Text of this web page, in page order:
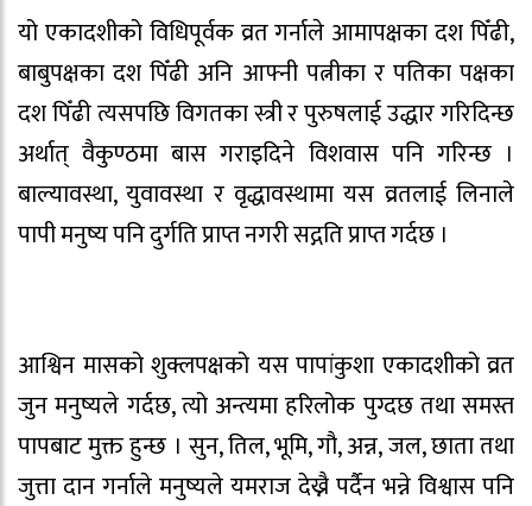
यो एकादशीको विधिपूर्वक व्रत गर्नाले आमापक्षका दश पिँढी,
बाबुपक्षका दश पिँढी अनि आफ्नी पत्नीका र पतिका पक्षका
दश पिँढी त्यसपछि विगतका स्त्री र पुरुषलाई उद्धार गरिदिन्छ
अर्थात् वैकुण्ठमा बास गराइदिने विशवास पनि गरिन्छ ।
बाल्यावस्था, युवावस्था र वृद्धावस्थामा यस व्रतलाई लिनाले
पापी मनुष्य पनि दुर्गति प्राप्त नगरी सद्गति प्राप्त गर्दछ ।
आश्विन मासको शुक्लपक्षको यस पापांकुशा एकादशीको व्रत
जुन मनुष्यले गर्दछ, त्यो अन्त्यमा हरिलोक पुग्दछ तथा समस्त
पापबाट मुक्त हुन्छ । सुन, तिल, भूमि, गौ, अन्न, जल, छाता तथा
जुत्ता दान गर्नाले मनुष्यले यमराज देख्नै पर्दैन भन्ने विश्वास पनि